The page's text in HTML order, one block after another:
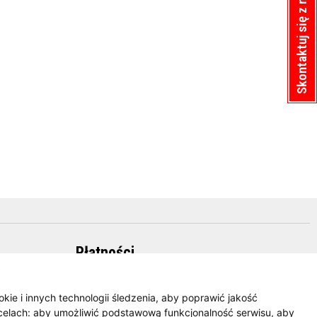
i innych technologii śledzenia, aby poprawić jakość
aby umożliwić podstawową funkcjonalność serwisu, aby
Płatności
Skontaktuj się z nami